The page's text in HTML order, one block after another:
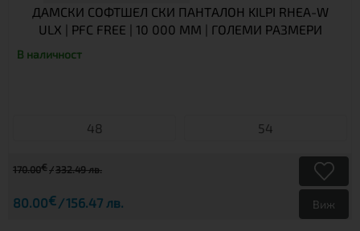
ДАМСКИ СОФТШЕЛ СКИ ПАНТАЛОН KILPI RHEA-W
ULX | PFC FREE | 10 000 ММ | ГОЛЕМИ РАЗМЕРИ
В наличност
48 54
170.00€ 332.49 лв.
80.00€ 156.47 лв. Виж